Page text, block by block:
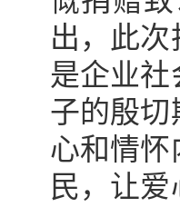
出，此
是企业
子的殷切
心和情怀
民，让